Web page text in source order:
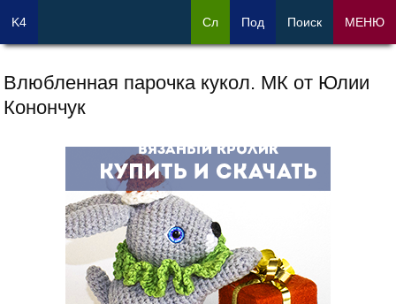
Влюбленная парочка кукол. МК от Юлии
Конончук
K4 Сл Под Поиск МЕНЮ